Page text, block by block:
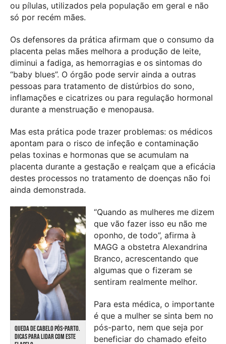
ou pílulas, utilizados pela população em geral e não
só por recém mães.
Os defensores da prática afirmam que o consumo da
placenta pelas mães melhora a produção de leite,
diminui a fadiga, as hemorragias e os sintomas do
“baby blues”. O órgão pode servir ainda a outras
pessoas para tratamento de distúrbios do sono,
inflamações e cicatrizes ou para regulação hormonal
durante a menstruação e menopausa.
Mas esta prática pode trazer problemas: os médicos
apontam para o risco de infeção e contaminação
pelas toxinas e hormonas que se acumulam na
placenta durante a gestação e realçam que a eficácia
destes processos no tratamento de doenças não foi
ainda demonstrada.
QUEDA DE CABELO PÓS-PARTO.
DICAS PARA LIDAR COM ESTE
“Quando as mulheres me dizem
que vão fazer isso eu não me
oponho, de todo”, afirma à
MAGG a obstetra Alexandrina
Branco, acrescentando que
algumas que o fizeram se
sentiram realmente melhor.
Para esta médica, o importante
é que a mulher se sinta bem no
pós-parto, nem que seja por
beneficiar do chamado efeito